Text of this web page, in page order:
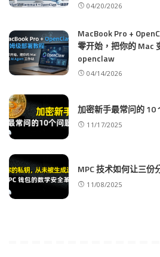
04/20/2026
MacBook Pro +
零开始，把你的 Mac
openclaw
04/14/2026
加密新手最常问的 10
11/17/2025
MPC 技术如何让三份
11/08/2025